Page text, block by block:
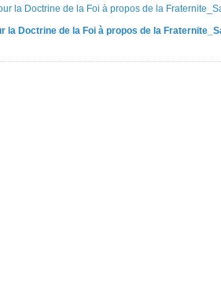
la Doctrine de la Foi à propos de la